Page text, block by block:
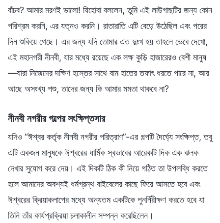
বাঁচব? আমার মরণই ভালো! যিহোবা বললেন, তুমি এই লাউগাছটির জন্য কোন
পরিশ্রম করনি, এর যত্নও করনি। রাতারাতি এটি বেড়ে উঠেছিল এবং পরের
দিন শুকিয়ে গেছে। এর জন্য যদি তোমার এত দুঃখ হয় তাহলে ভেবে দেখো,
এই মহানগরী নীনবী, যার মধ্যে রয়েছে এক লক্ষ কুড়ি হাজারেরও বেশী মানুষ
—যারা নিজেদের দক্ষিণ হস্তের সাথে বাম হাতের তফাৎ ধরতে পারে না, আর
আছে অসংখ্য পশু, তাদের জন্য কি আমার মমতা থাকবে না?
নীনবী নগরীর গল্পের সংক্ষিপ্তসার
যদিও “ঈশ্বর কর্তৃক নীনবী নগরীর পরিত্রাণ”-এর গল্পটি দৈর্ঘ্যে সংক্ষিপ্ত, তবু
এটি একজন মানুষকে ঈশ্বরের ধার্মিক স্বভাবের আরেকটি দিক এক ঝলক
দেখার সুযোগ করে দেয়। এই দিকটি ঠিক কী নিয়ে গঠিত তা উপলব্ধি করতে
হলে আমাদের অবশ্যই ধর্মগ্রন্থ বাইবেলের কাছে ফিরে আসতে হবে এবং
ঈশ্বরের ক্রিয়াকলাপের মধ্যে অন্যতম একটিকে পুনর্নিরীক্ষণ করতে হবে যা
তিনি তাঁর কার্যপ্রক্রিয়া চলাকালীন সম্পন্ন করেছিলেন।